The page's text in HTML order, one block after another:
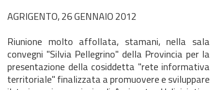
AGRIGENTO, 26 GENNAIO 2012
Riunione molto affollata, stamani, nella sala
convegni "Silvia Pellegrino" della Provincia per la
presentazione della cosiddetta "rete informativa
territoriale" finalizzata a promuovere e sviluppare